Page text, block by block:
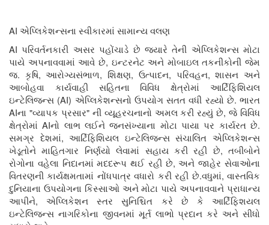
AI એપ્લિકેશન્સના સ્વીકારમાં સામાન્ય વલણ
AI પરિવર્તનકારી અસર પહોંચાડે છે જ્યારે તેની એપ્લિકેશન્સ મોટા
પાયે અપનાવવામાં આવે છે, ઇન્ટરનેટ અને મોબાઇલ તકનીકોની જેમ
જ. કૃષિ,આરોગ્યસંભાળ, શિક્ષણ, ઉત્પાદન, પરિવહન,શાસન અને
આબોહવા કાર્યવાહી સહિતના વિવિધ ક્ષેત્રોમાં આર્ટિફિશિયલ
ઇન્ટેલિજન્સ (AI) એપ્લિકેશન્સનો ઉપયોગ સતત વધી રહ્યો છે. ભારત
AIના "વ્યાપક પ્રસાર" ની વ્યૂહરચનાનો અમલ કરી રહ્યું છે,જે વિવિધ
ક્ષેત્રોમાંAIનો લાભ લઈને જનસંખ્યાના મોટા પાયા પર કાર્યરત છે.
સમગ્ર દેશમાં,આર્ટિફિશિયલ ઇન્ટેલિજન્સ સંચાલિત એપ્લિકેશન્સ
ખેડૂતોને માહિતગાર નિર્ણયો લેવામાં સહાય કરી રહી છે,
તબીબોને
રોગોના વહેલા નિદાનમાં મદદરૂપ થઈ રહી છે,અને જાહેર સેવાઓના
વિતરણની કાર્યક્ષમતામાં નોંધપાત્ર વધારો કરી રહી છે.વધુમાં,વાસ્તવિક
દુનિયાના ઉપયોગના કિસ્સાઓ અને મોટા પાયે અપનાવવાને પ્રાધાન્ય
આપીને,એપ્લિકેશન સ્તર સુનિશ્ચિત કરે છે કેઆર્ટિફિશયલ
ઇન્ટેલિજન્સ નાગરિકોના જીવનમાં મૂર્ત લાભો પ્રદાન કરે અને સીધો